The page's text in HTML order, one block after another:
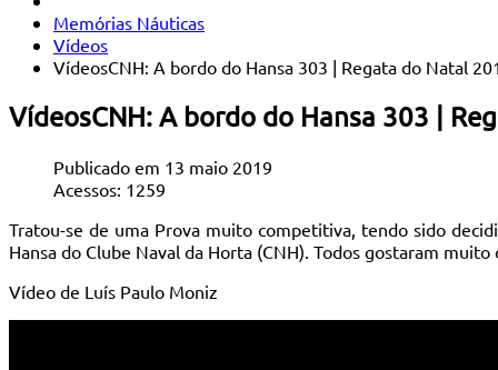
Memórias Náuticas
Vídeos
VídeosCNH: A bordo do Hansa 303 | Regata do Natal
VídeosCNH: A bordo do Hansa 303 |
Publicado em 13 maio 2019
Acessos: 1259
Tratou-se de uma Prova muito competitiva, tendo sido
Hansa do Clube Naval da Horta (CNH). Todos gostaram
Vídeo de Luís Paulo Moniz